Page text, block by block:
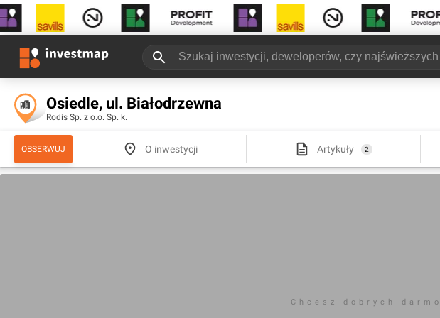
Osiedle, ul. Białodrzewna
Rodis Sp. z o.o. Sp. k.
OBSERWUJ O inwestycji Artykuły 2
Chcesz dobrych